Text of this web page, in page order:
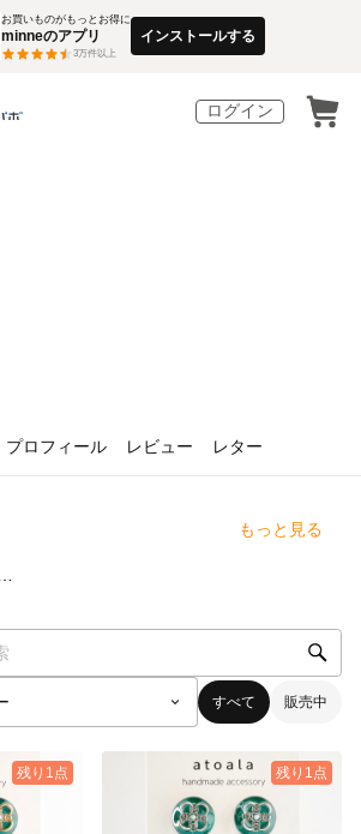
お買いものがもっとお得に
minneのアプリ
3万件以上
インストールする
ログイン
プロフィール レビュー レター
もっと見る
すべて 販売中
残り1点 残り1点